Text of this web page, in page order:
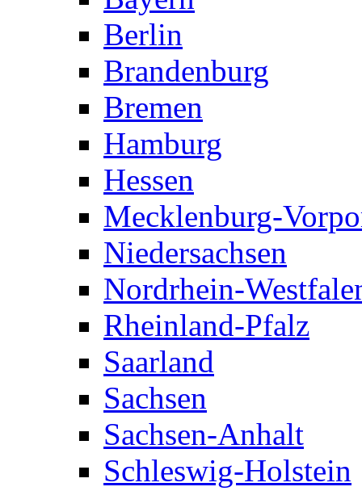
Berlin
Brandenburg
Bremen
Hamburg
Hessen
Mecklenburg-
Niedersachsen
Nordrhein-
Rheinland-Pfalz
Saarland
Sachsen
Sachsen-Anhalt
Schleswig-Holstein